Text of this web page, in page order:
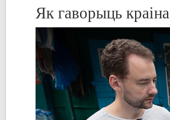
Як гаворыць краіна